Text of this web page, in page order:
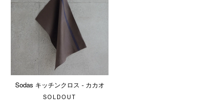
Sodas キッチンクロス - カカオ
SOLDOUT